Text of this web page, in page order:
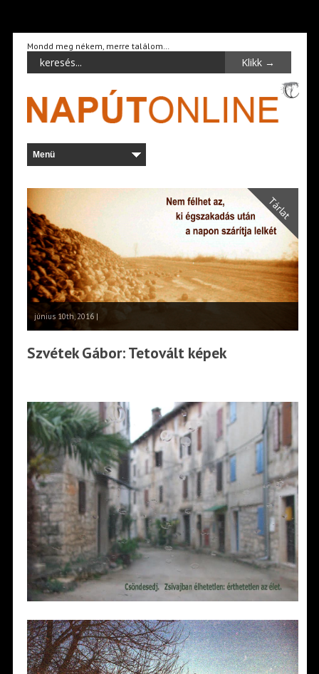
Mondd meg nékem, merre találom…
Tárlat
június 10th, 2016 |
Szvétek Gábor: Tetovált képek